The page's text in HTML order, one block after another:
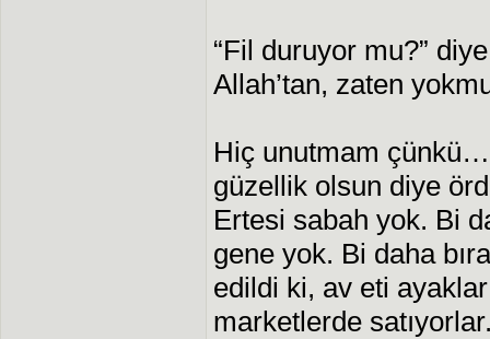
“Fil duruyor mu?”
Allah’tan, zaten
Hiç unutmam
güzellik olsun diye
Ertesi sabah yok. Bi
gene yok. Bi daha
edildi ki, av eti
marketlerde